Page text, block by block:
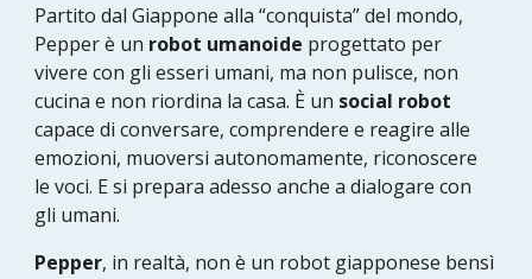
Partito dal Giappone alla “conquista” del mondo,
Pepper è un robot umanoide progettato per
vivere con gli esseri umani, ma non pulisce, non
cucina e non riordina la casa. È un social robot
capace di conversare, comprendere e reagire alle
emozioni, muoversi autonomamente, riconoscere
le voci. E si prepara adesso anche a dialogare con
gli umani.
Pepper, in realtà, non è un robot giapponese bensì